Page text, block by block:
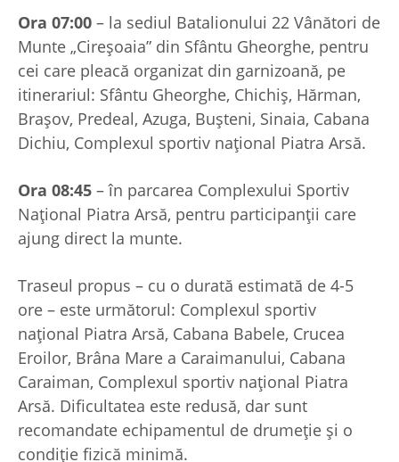
Ora 07:00 – la sediul Batalionului 22 Vânători de
Munte „Cireșoaia” din Sfântu Gheorghe, pentru
cei care pleacă organizat din garnizoană, pe
itinerariul: Sfântu Gheorghe, Chichiş, Hărman,
Braşov, Predeal, Azuga, Buşteni, Sinaia, Cabana
Dichiu, Complexul sportiv național Piatra Arsă.
Ora 08:45 – în parcarea Complexului Sportiv
Național Piatra Arsă, pentru participanții care
ajung direct la munte.
Traseul propus – cu o durată estimată de 4-5
ore – este următorul: Complexul sportiv
național Piatra Arsă, Cabana Babele, Crucea
Eroilor, Brâna Mare a Caraimanului, Cabana
Caraiman, Complexul sportiv național Piatra
Arsă. Dificultatea este redusă, dar sunt
recomandate echipamentul de drumeție și o
condiție fizică minimă.